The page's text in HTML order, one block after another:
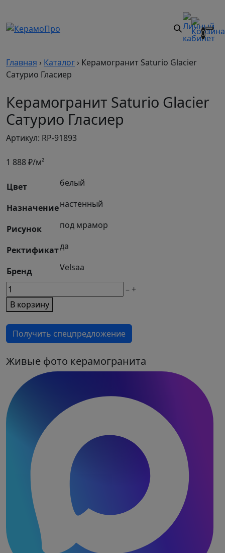
0
Главная › Каталог › Керамогранит Saturio Glacier
Сатурио Гласиер
Керамогранит Saturio Glacier
Сатурио Гласиер
Артикул: RP-91893
1 888₽/м²
Цвет белый
Назначениенастенный
Рисунок под мрамор
Ректификатда
Бренд
Velsaa
М2
товара
Керамогранит
Saturio
Glacier
Гласиер
– +
В корзину
Получить спецпредложение
Живые фото керамогранита